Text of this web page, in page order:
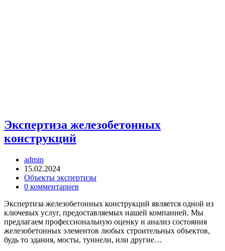
Экспертиза железобетонных
конструкций
Автор
записи:
admin
Запись
опубликована:
15.02.2024
Рубрика
записи:
Объекты экспертизы
Комментарии
записи:
0 комментариев
Экспертиза железобетонных конструкций является одной из
ключевых услуг, предоставляемых нашей компанией. Мы
предлагаем профессиональную оценку и анализ состояния
железобетонных элементов любых строительных объектов,
будь то здания, мосты, туннели, или другие…